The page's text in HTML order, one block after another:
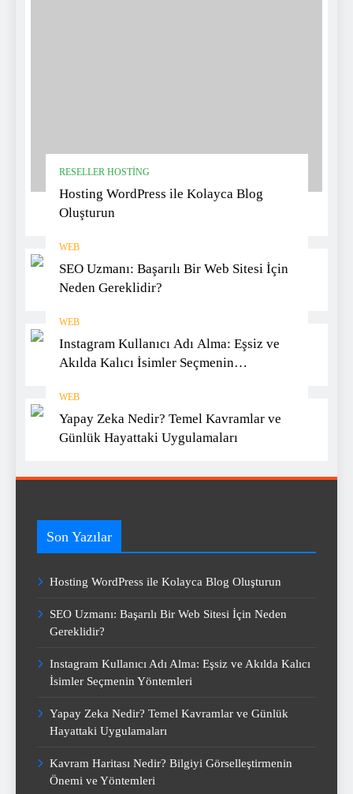
RESELLER HOSTING
Hosting WordPress ile Kolayca Blog
Oluşturun
WEB
SEO Uzmanı: Başarılı Bir Web Sitesi İçin
Neden Gereklidir?
WEB
Instagram Kullanıcı Adı Alma: Eşsiz ve
Akılda Kalıcı İsimler Seçmenin
WEB
Yapay Zeka Nedir? Temel Kavramlar ve
Günlük Hayattaki Uygulamaları
Son Yazılar
Hosting WordPress ile Kolayca Blog Oluşturun
SEO Uzmanı: Başarılı Bir Web Sitesi İçin Neden
Gereklidir?
Instagram Kullanıcı Adı Alma: Eşsiz ve Akılda Kalıcı
İsimler Seçmenin Yöntemleri
Yapay Zeka Nedir? Temel Kavramlar ve Günlük
Hayattaki Uygulamaları
Kavram Haritası Nedir? Bilgiyi Görselleştirmenin
Önemi ve Yöntemleri